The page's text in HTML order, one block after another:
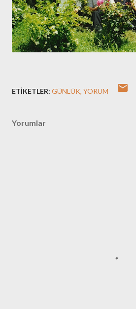
ETIKETLER: GÜNLÜK YORUM
Yorumlar